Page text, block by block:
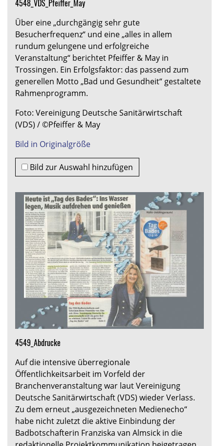
4548_VDS_Pfeiffer_May
Über eine „durchgängig sehr gute
Besucherfrequenz“ und eine „alles in allem
rundum gelungene und erfolgreiche
Veranstaltung“ berichtet Pfeiffer & May in
Trossingen. Ein Erfolgsfaktor: das passend zum
generellen Motto „Bad und Gesundheit“ gestaltete
Rahmenprogramm.
Foto: Vereinigung Deutsche Sanitärwirtschaft
(VDS) / ©Pfeiffer & May
Bild in Originalgröße
Bild zur Auswahl hinzufügen
4549_Abdrucke
Auf die intensive überregionale
Öffentlichkeitsarbeit im Vorfeld der
Branchenveranstaltung war laut Vereinigung
Deutsche Sanitärwirtschaft (VDS) wieder Verlass.
Zu dem erneut „ausgezeichneten Medienecho“
habe nicht zuletzt die aktive Einbindung der
Badbotschafterin Franziska van Almsick in die